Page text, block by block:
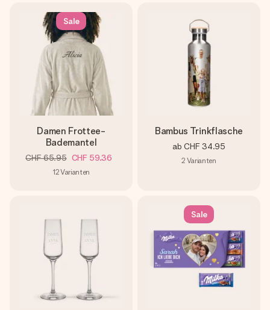
Sale
Damen Frottee-
Bademantel
CHF 65.95 CHF 59.36
12Varianten
Bambus Trinkflasche
ab CHF 34.95
2 Varianten
Sale